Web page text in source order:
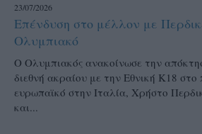
23/07/2026
Επένδυση στο μέλλον με
Ολυμπιακό
Ο Ολυμπιακός ανακοίνωσε την
διεθνή ακραίου με την Εθνική Κ18
ευρωπαϊκό στην Ιταλία, Χρήστο
και...